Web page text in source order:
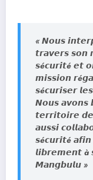
« 𝙉𝙤𝙪𝙨
𝙩𝙧𝙖𝙫𝙚𝙧𝙨 𝙨𝙤𝙣
𝙨é𝙘𝙪𝙧𝙞𝙩é 𝙚𝙩
𝙢𝙞𝙨𝙨𝙞𝙤𝙣
𝙨é𝙘𝙪𝙧𝙞𝙨𝙚𝙧
𝙉𝙤𝙪𝙨 𝙖𝙫𝙤𝙣𝙨
𝙩𝙚𝙧𝙧𝙞𝙩𝙤𝙞𝙧𝙚
𝙖𝙪𝙨𝙨𝙞
𝙨é𝙘𝙪𝙧𝙞𝙩é
𝙡𝙞𝙗𝙧𝙚𝙢𝙚𝙣𝙩 à
𝙈𝙖𝙣𝙜𝙗𝙪𝙡𝙪 »